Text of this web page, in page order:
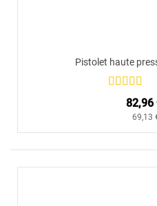
Pistolet haute
82,96
69,13